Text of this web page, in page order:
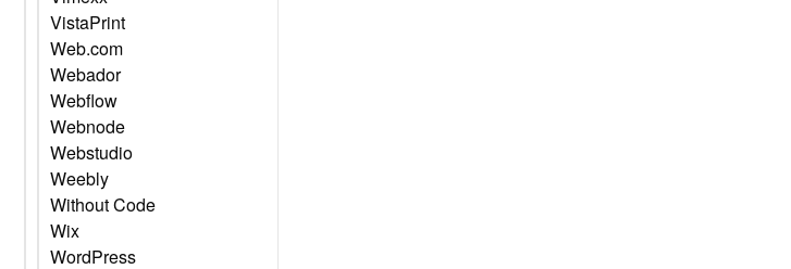
VistaPrint
Web.com
Webador
Webflow
Webnode
Webstudio
Weebly
Without Code
Wix
WordPress